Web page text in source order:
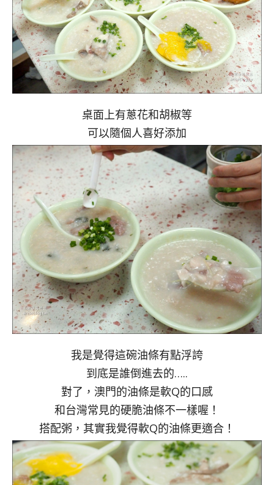
桌面上有蔥花和胡椒等
可以隨個人喜好添加
我是覺得這碗油條有點浮誇
到底是誰倒進去的…..
對了，澳門的油條是軟Q的口感
和台灣常見的硬脆油條不一樣喔！
搭配粥，其實我覺得軟Q的油條更適合！